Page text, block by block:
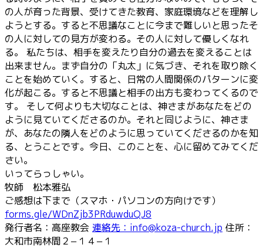
の人が育った背景、受けてきた教育、家庭環境などを理解し
ようとする。すると不思議なことに今まで難しいと思ったそ
の人に対しての見方が変わる。その人に対して優しくなれ
る。 私たちは、相手を変えたり自分の過去を変えることは
出来ません。まず自分の「丸太」に気づき、それを取り除く
ことを始めていく。すると、日常の人間関係のパターンに変
化が起こる。すると不思議と相手の出方も変わってくるので
す。 そして何よりも大切なことは、神さまがあなたをどの
ように見ていてくださるのか。それと同じように、神さま
が、あなたの隣人をどのように思っていてくださるのかを知
る、とうことです。今日、このことを、心に留めてみてくだ
さい。
いってらっしゃい。
牧師 松本雅弘
ご感想は下まで（スマホ・パソコンの方向けです）
forms.gle/WDnZjb3PRduwduQJ8
発行者名：高座教会 連絡先：info@koza-church.jp 住所：
大和市南林間２−１４−１